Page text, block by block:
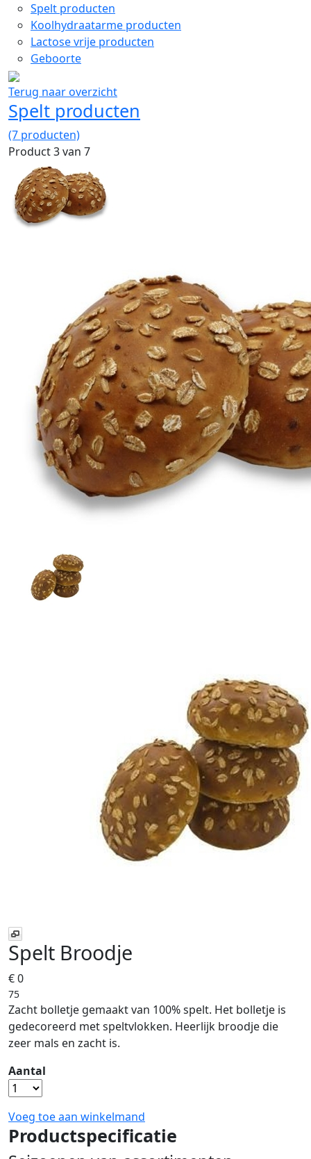
Spelt producten
Koolhydraatarme producten
Lactose vrije producten
Geboorte
Terug naar overzicht
Spelt producten
(7 producten)
Product 3 van 7
Spelt Broodje
€ 0
75
Zacht bolletje gemaakt van 100% spelt. Het bolletje is
gedecoreerd met speltvlokken. Heerlijk broodje die
zeer mals en zacht is.
Aantal
Voeg toe aan winkelmand
Productspecificatie